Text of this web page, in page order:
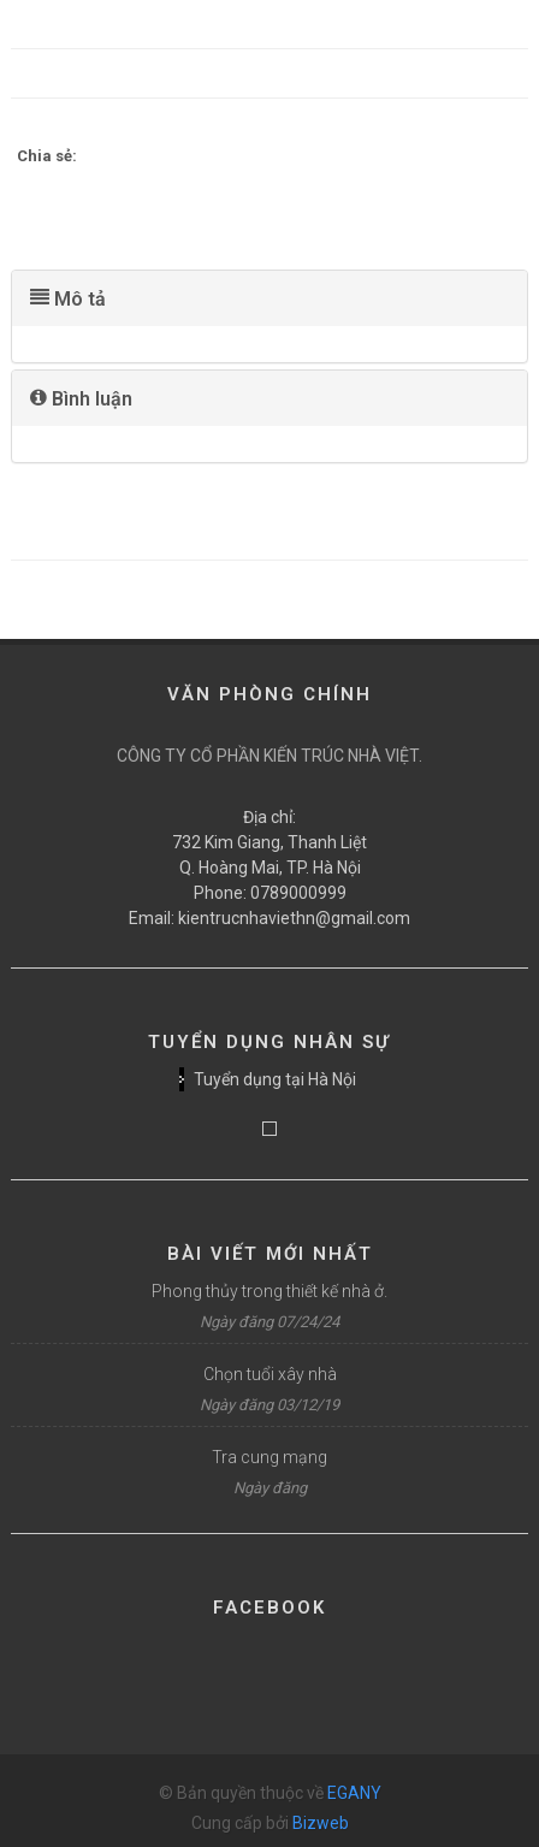
Chia sẻ:
Mô tả
Bình luận
VĂN PHÒNG CHÍNH
CÔNG TY CỔ PHẦN KIẾN TRÚC NHÀ VIỆT.
Địa chỉ:
732 Kim Giang, Thanh Liệt
Q. Hoàng Mai, TP. Hà Nội
Phone: 0789000999
Email: kientrucnhaviethn@gmail.com
TUYỂN DỤNG NHÂN SỰ
Tuyển dụng tại Hà Nội
BÀI VIẾT MỚI NHẤT
Phong thủy trong thiết kế nhà ở.
Ngày đăng 07/24/24
Chọn tuổi xây nhà
Ngày đăng 03/12/19
Tra cung mạng
Ngày đăng
FACEBOOK
© Bản quyền thuộc về EGANY
Cung cấp bởi Bizweb